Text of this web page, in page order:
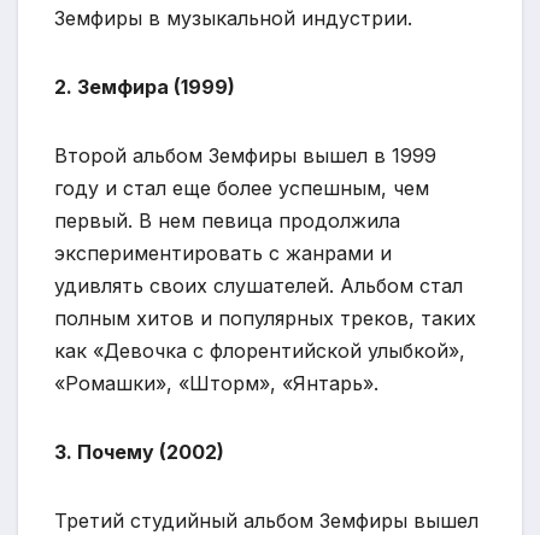
Земфиры в музыкальной индустрии.
2. Земфира (1999)
Второй альбом Земфиры вышел в 1999
году и стал еще более успешным, чем
первый. В нем певица продолжила
экспериментировать с жанрами и
удивлять своих слушателей. Альбом стал
полным хитов и популярных треков, таких
как «Девочка с флорентийской улыбкой»,
«Ромашки», «Шторм», «Янтарь».
3. Почему (2002)
Третий студийный альбом Земфиры вышел